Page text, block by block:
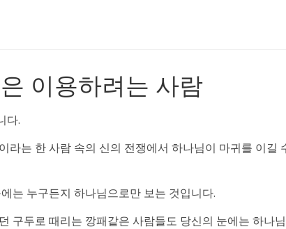
이용하려는 사람
다.
라는 한 사람 속의 신의 전쟁에서 하나님이 마귀를 이길
는 누구든지 하나님으로만 보는 것입니다.
구두로 때리는 깡패같은 사람들도 당신의 눈에는 하나